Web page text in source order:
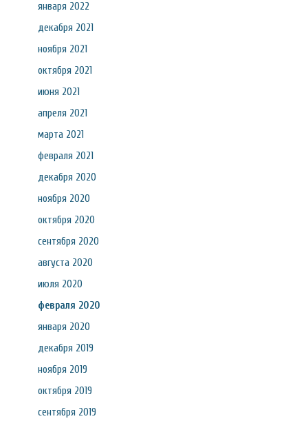
января 2022
декабря 2021
ноября 2021
октября 2021
июня 2021
апреля 2021
марта 2021
февраля 2021
декабря 2020
ноября 2020
октября 2020
сентября 2020
августа 2020
июля 2020
февраля 2020
января 2020
декабря 2019
ноября 2019
октября 2019
сентября 2019